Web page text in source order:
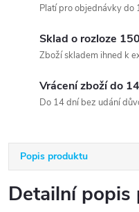
Platí pro objednávky do
Sklad o rozloze
Zboží skladem ihned k
Vrácení zboží do
Do 14 dní bez udání
Popis produktu
Detailní popis